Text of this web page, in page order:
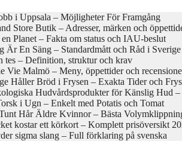
i Uppsala – Möjligheter För Framgång
Store Butik – Adresser, märken och
Planet – Fakta om status och IAU-beslut
Är En Säng – Standardmått och Råd i Sverige
tes – Definition, struktur och krav
Vie Malmö – Meny, öppettider och
Håller Bröd i Frysen – Exakta Tider och
Hudvårdsprodukter för Känslig Hud –
i Ugn – Enkelt med Potatis och Tomat
Hår Äldre Kvinnor – Bästa
kostar ett körkort – Komplett prisöversikt
sigma slang – Full förklaring på svenska